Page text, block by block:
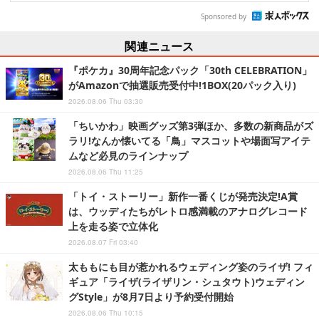
Sponsored by
関連ニュース
『ポケカ』30周年記念パック「30th CELEBRATION」
がAmazonで抽選販売受付中!1BOX(20パック入り)
2026.08.06 Thu 03:30
「ちいかわ」映画グッズ第3弾ほか、多数の新商品がズ
ラリ!なんか懐いてる「鳥」マスコットや場面写アイテ
ムなど必見のラインナップ
2026.08.06 Thu 11:25
「トイ・ストーリー」新作一番くじが発売決定!A賞
は、ウッディたちがレトロ感満載のアナログレコード
上を走る姿で立体化
2026.08.07 Fri 03:40
太ももにも目が惹かれるウェディング姿のライザ! フィ
ギュア「ライザ(ライザリン・シュタウト)ウェディン
グStyle」が8月7日より予約受付開始
2026.08.06 Thu 10:15